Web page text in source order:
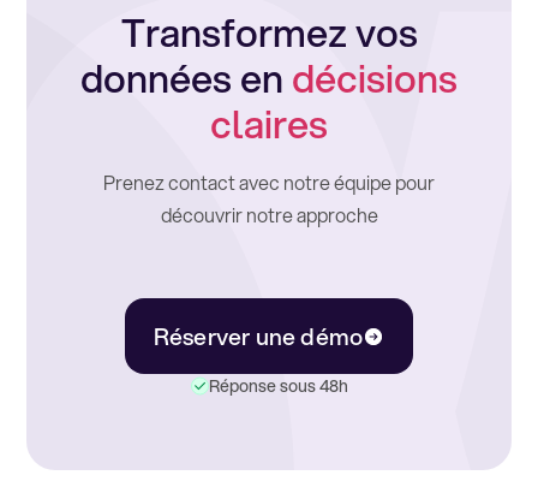
Transformez vos
données endécisions
claires
Prenez contact avec notre équipe pour
découvrir notre approche
Réserver une démo
Réponse sous 48h